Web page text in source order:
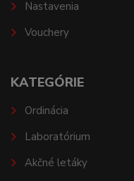
Nastavenia
Vouchery
KATEGÓRIE
Ordinácia
Laboratórium
Akčné letáky